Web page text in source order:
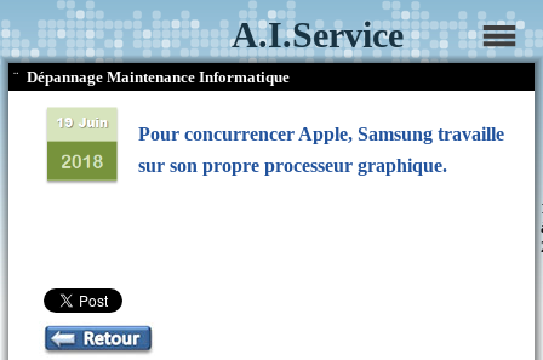
A.I.Service
¨ Dépannage Maintenance Informatique
Pour concurrencer Apple, Samsung travaille
sur son propre processeur graphique.